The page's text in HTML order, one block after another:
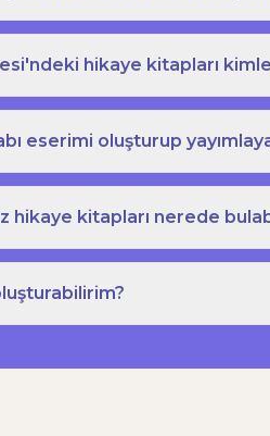
hikaye kitapları
eserimi oluşturup
hikaye kitapları nerede